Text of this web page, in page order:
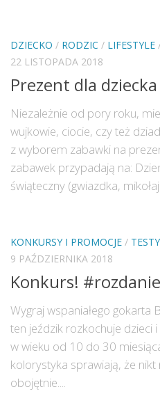
DZIECKO / RODZIC / LIFESTYLE
22 LISTOPADA 2018
Prezent dla dziecka
Niezależnie od pory roku,
wujkowie, ciocie, czy też
z wyborem zabawki na
zabawek przypadają na:
świąteczny (gwiazdka,
KONKURSY I PROMOCJE /
9 PAŹDZIERNIKA 2018
Konkurs!
Wygraj wspaniałego gokarta
ten jeździk rozkochuje dzieci
w wieku od 10 do 30
kolorystyka sprawiają, że
obojętnie....